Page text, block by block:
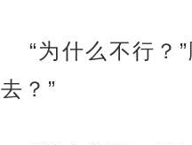
“为什么不行？
去？”